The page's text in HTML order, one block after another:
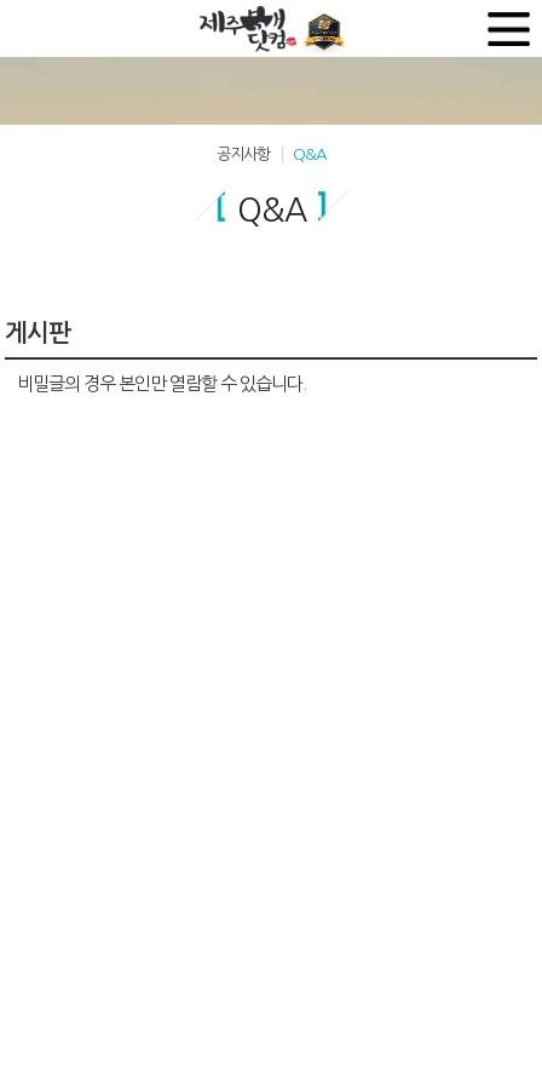
공지사항 Q&A
Q&A
게시판
비밀글의 경우 본인만 열람할 수 있습니다.